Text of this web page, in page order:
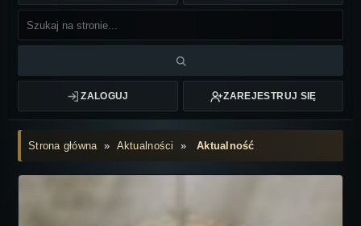
ZALOGUJ ZAREJESTRUJ SIĘ
Strona główna» Aktualności »Aktualność